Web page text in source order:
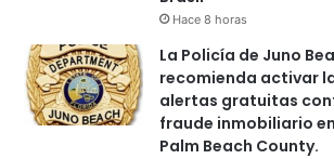
Hace 8 horas
La Policía de Juno
recomienda activar
alertas gratuitas
fraude inmobiliario en
Palm Beach County.